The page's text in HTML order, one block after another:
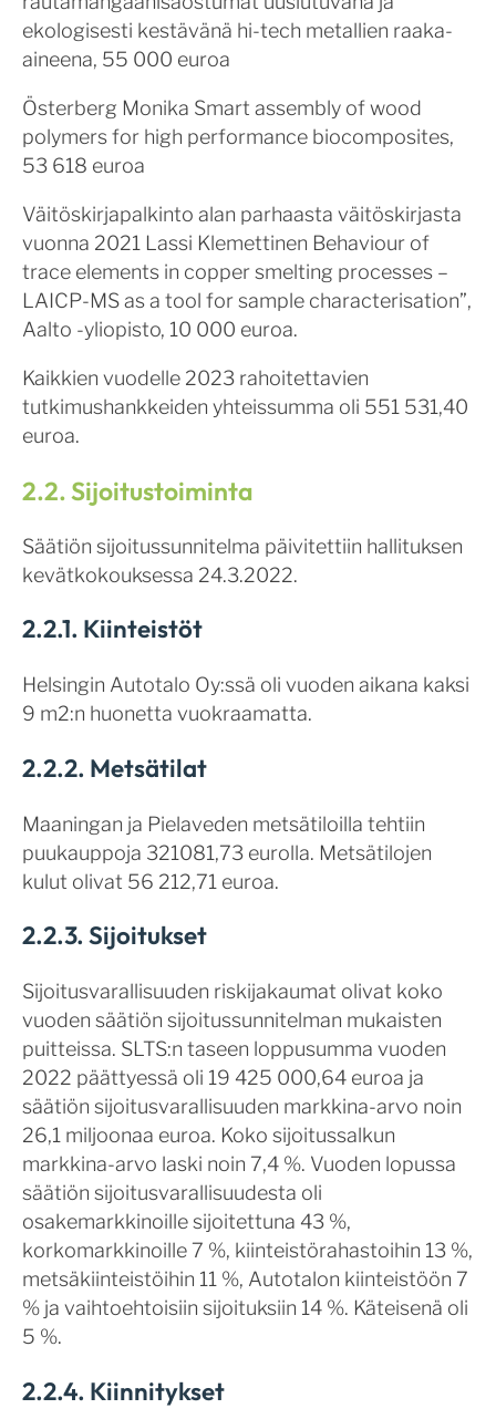
ekologisesti kestävänä hi-tech metallien raaka-
aineena, 55 000 euroa
Österberg Monika Smart assembly of wood
polymers for high performance biocomposites,
53 618 euroa
Väitöskirjapalkinto alan parhaasta väitöskirjasta
vuonna 2021 Lassi Klemettinen Behaviour of
trace elements in copper smelting processes –
LAICP-MS as a tool for sample characterisation”,
Aalto -yliopisto, 10 000 euroa.
Kaikkien vuodelle 2023 rahoitettavien
tutkimushankkeiden yhteissumma oli 551 531,40
euroa.
2.2. Sijoitustoiminta
Säätiön sijoitussunnitelma päivitettiin hallituksen
kevätkokouksessa 24.3.2022.
2.2.1. Kiinteistöt
Helsingin Autotalo Oy:ssä oli vuoden aikana kaksi
9 m2:n huonetta vuokraamatta.
2.2.2. Metsätilat
Maaningan ja Pielaveden metsätiloilla tehtiin
puukauppoja 321081,73 eurolla. Metsätilojen
kulut olivat 56 212,71 euroa.
2.2.3. Sijoitukset
Sijoitusvarallisuuden riskijakaumat olivat koko
vuoden säätiön sijoitussunnitelman mukaisten
puitteissa. SLTS:n taseen loppusumma vuoden
2022 päättyessä oli 19 425 000,64 euroa ja
säätiön sijoitusvarallisuuden markkina-arvo noin
26,1 miljoonaa euroa. Koko sijoitussalkun
markkina-arvo laski noin 7,4 %. Vuoden lopussa
säätiön sijoitusvarallisuudesta oli
osakemarkkinoille sijoitettuna 43 %,
korkomarkkinoille 7 %, kiinteistörahastoihin 13 %,
metsäkiinteistöihin 11 %, Autotalon kiinteistöön 7
% ja vaihtoehtoisiin sijoituksiin 14 %. Käteisenä oli
5 %.
2.2.4. Kiinnitykset